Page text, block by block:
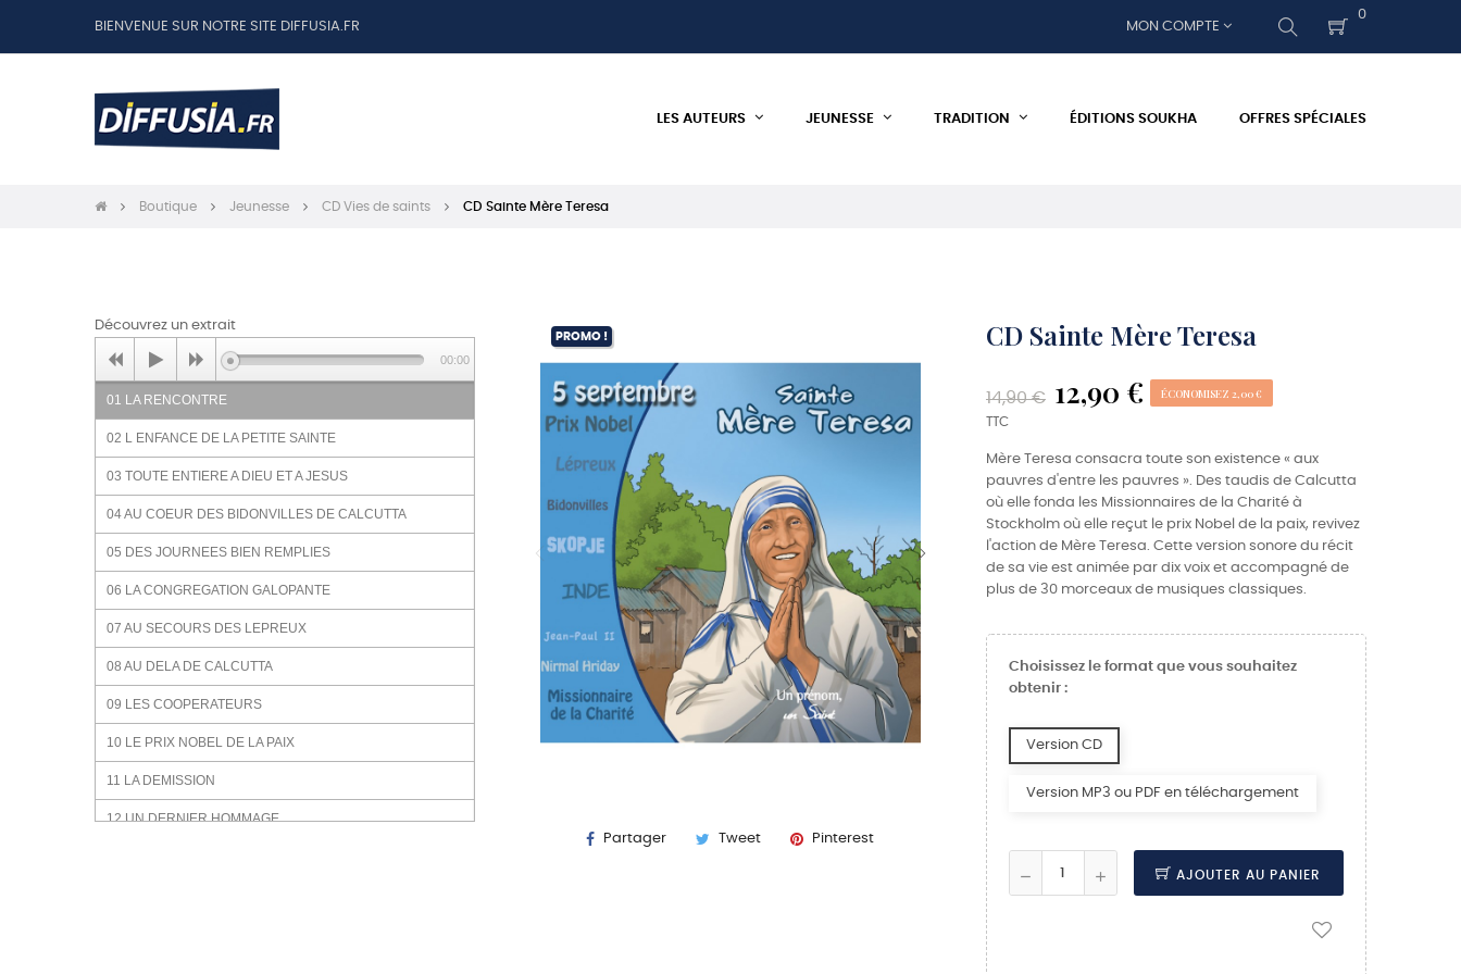
BIENVENUE SUR NOTRE SITE DIFFUSIA.FR MON COMPTE
0
LES AUTEURS JEUNESSE TRADITION ÉDITIONS SOUKHA OFFRES SPÉCIALES
Boutique Jeunesse CD Vies de saints CD Sainte Mère Teresa
Découvrez un extrait
01 LA RENCONTRE
02 L ENFANCE DE LA PETITE SAINTE
03 TOUTE ENTIERE A DIEU ET A JESUS
04 AU COEUR DES BIDONVILLES DE CALCUTTA
05 DES JOURNEES BIEN REMPLIES
06 LA CONGREGATION GALOPANTE
07 AU SECOURS DES LEPREUX
08 AU DELA DE CALCUTTA
09 LES COOPERATEURS
10 LE PRIX NOBEL DE LA PAIX
11 LA DEMISSION
12 UN DERNIER HOMMAGE
00:00
PROMO !
Partager Tweet Pinterest
CD Sainte Mère Teresa
14,90 € 12,90 € ÉCONOMISEZ 2,00 €
TTC
Mère Teresa consacra toute son existence « aux
pauvres d'entre les pauvres ». Des taudis de Calcutta
où elle fonda les Missionnaires de la Charité à
Stockholm où elle reçut le prix Nobel de la paix, revivez
l'action de Mère Teresa. Cette version sonore du récit
de sa vie est animée par dix voix et accompagné de
plus de 30 morceaux de musiques classiques.
Choisissez le format que vous souhaitez
obtenir :
Version CD
Version MP3 ou PDF en téléchargement
AJOUTER AU PANIER